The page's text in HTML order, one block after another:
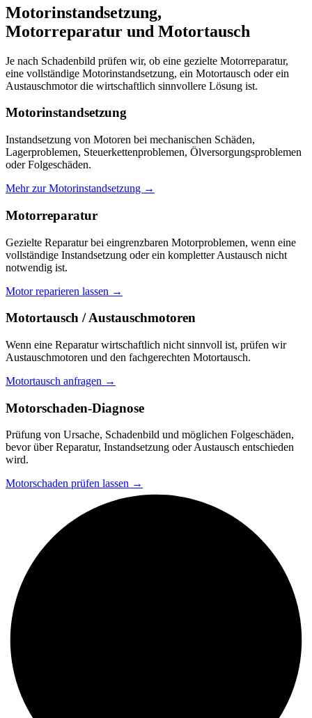
Motorinstandsetzung,
Motorreparatur und Motortausch
Je nach Schadenbild prüfen wir, ob eine gezielte Motorreparatur,
eine vollständige Motorinstandsetzung, ein Motortausch oder ein
Austauschmotor die wirtschaftlich sinnvollere Lösung ist.
Motorinstandsetzung
Instandsetzung von Motoren bei mechanischen Schäden,
Lagerproblemen, Steuerkettenproblemen, Ölversorgungsproblemen
oder Folgeschäden.
Mehr zur Motorinstandsetzung →
Motorreparatur
Gezielte Reparatur bei eingrenzbaren Motorproblemen, wenn eine
vollständige Instandsetzung oder ein kompletter Austausch nicht
notwendig ist.
Motor reparieren lassen →
Motortausch / Austauschmotoren
Wenn eine Reparatur wirtschaftlich nicht sinnvoll ist, prüfen wir
Austauschmotoren und den fachgerechten Motortausch.
Motortausch anfragen →
Motorschaden-Diagnose
Prüfung von Ursache, Schadenbild und möglichen Folgeschäden,
bevor über Reparatur, Instandsetzung oder Austausch entschieden
wird.
Motorschaden prüfen lassen →